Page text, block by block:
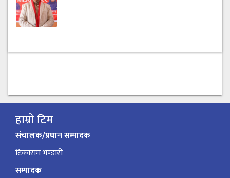
हाम्रो टिम
संचालक/प्रधान सम्पादक
टिकाराम भण्डारी
सम्पादक